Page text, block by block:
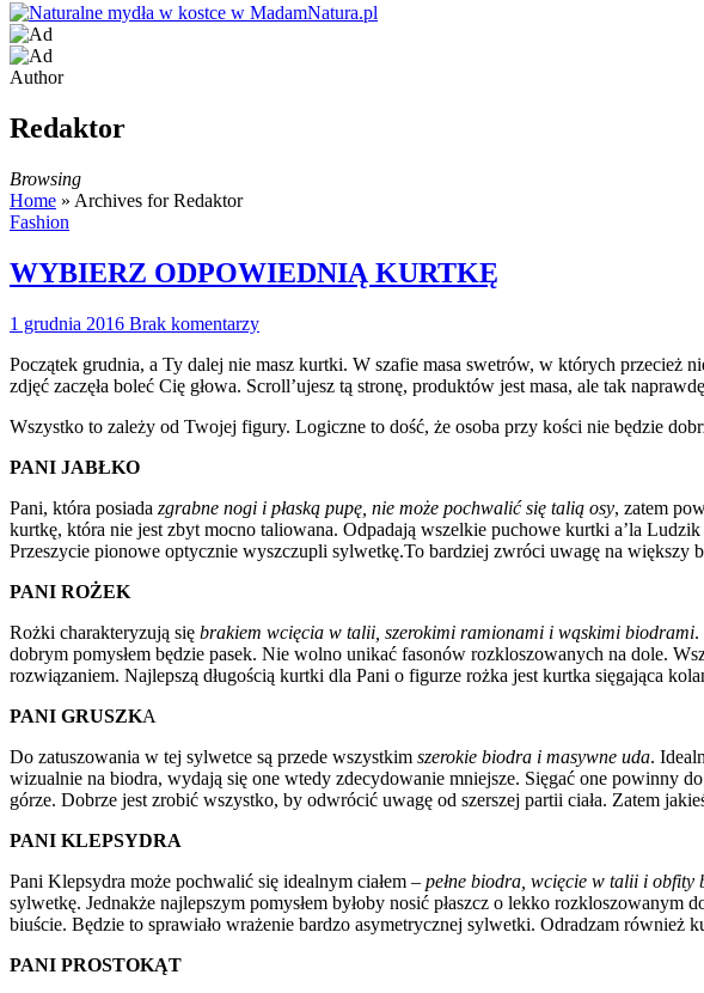
Author
Redaktor
Browsing
Home » Archives for Redaktor
Fashion
WYBIERZ ODPOWIEDNIĄ KURTKĘ
1 grudnia 2016 Brak komentarzy
Początek grudnia, a Ty dalej nie masz kurtki. W szafie masa swetrów, w których przecież
zdjęć zaczęła boleć Cię głowa. Scroll’ujesz tą stronę, produktów jest masa, ale tak
Wszystko to zależy od Twojej figury. Logiczne to dość, że osoba przy kości nie będzie
PANI JABŁKO
Pani, która posiada zgrabne nogi i płaską pupę, nie może pochwalić się talią osy, zatem
kurtkę, która nie jest zbyt mocno taliowana. Odpadają wszelkie puchowe kurtki a’la
Przeszycie pionowe optycznie wyszczupli sylwetkę.To bardziej zwróci uwagę na większy
PANI ROŻEK
Rożki charakteryzują się brakiem wcięcia w talii, szerokimi ramionami i wąskimi biodrami.
dobrym pomysłem będzie pasek. Nie wolno unikać fasonów rozkloszowanych na dole.
rozwiązaniem. Najlepszą długością kurtki dla Pani o figurze rożka jest kurtka sięgająca
PANI GRUSZKA
Do zatuszowania w tej sylwetce są przede wszystkim szerokie biodra i masywne uda.
wizualnie na biodra, wydają się one wtedy zdecydowanie mniejsze. Sięgać one powinny
górze. Dobrze jest zrobić wszystko, by odwrócić uwagę od szerszej partii ciała. Zatem
PANI KLEPSYDRA
Pani Klepsydra może pochwalić się idealnym ciałem – pełne biodra, wcięcie w talii i obfity
sylwetkę. Jednakże najlepszym pomysłem byłoby nosić płaszcz o lekko
biuście. Będzie to sprawiało wrażenie bardzo asymetrycznej sylwetki. Odradzam również
PANI PROSTOKĄT